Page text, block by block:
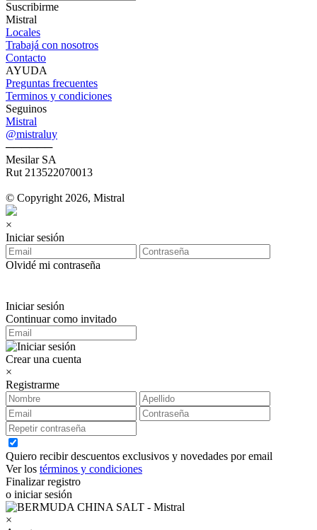
Suscribirme
Mistral
Locales
Trabajá con nosotros
Contacto
AYUDA
Preguntas frecuentes
Terminos y condiciones
Seguinos
Mistral
@mistraluy
──────
Mesilar SA
Rut 213522070013
© Copyright 2026, Mistral
×
Iniciar sesión
Olvidé mi contraseña
Iniciar sesión
Continuar como invitado
Crear una cuenta
×
Registrarme
Quiero recibir descuentos exclusivos y novedades por email
Ver los términos y condiciones
Finalizar registro
o iniciar sesión
×